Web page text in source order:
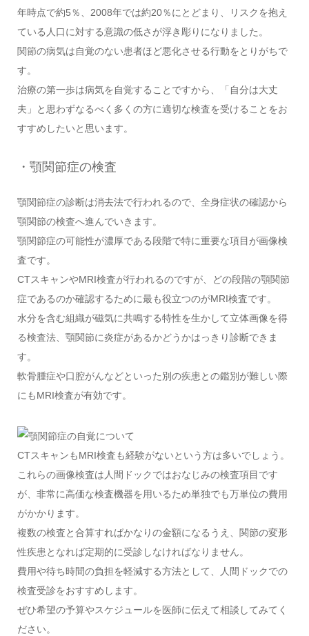
年時点で約5％、2008年では約20％にとどまり、リスクを抱え
ている人口に対する意識の低さが浮き彫りになりました。
関節の病気は自覚のない患者ほど悪化させる行動をとりがちで
す。
治療の第一歩は病気を自覚することですから、「自分は大丈
夫」と思わずなるべく多くの方に適切な検査を受けることをお
すすめしたいと思います。
・顎関節症の検査
顎関節症の診断は消去法で行われるので、全身症状の確認から
顎関節の検査へ進んでいきます。
顎関節症の可能性が濃厚である段階で特に重要な項目が画像検
査です。
CTスキャンやMRI検査が行われるのですが、どの段階の顎関節
症であるのか確認するために最も役立つのがMRI検査です。
水分を含む組織が磁気に共鳴する特性を生かして立体画像を得
る検査法、顎関節に炎症があるかどうかはっきり診断できま
す。
軟骨腫症や口腔がんなどといった別の疾患との鑑別が難しい際
にもMRI検査が有効です。
CTスキャンもMRI検査も経験がないという方は多いでしょう。
これらの画像検査は人間ドックではおなじみの検査項目です
が、非常に高価な検査機器を用いるため単独でも万単位の費用
がかかります。
複数の検査と合算すればかなりの金額になるうえ、関節の変形
性疾患となれば定期的に受診しなければなりません。
費用や待ち時間の負担を軽減する方法として、人間ドックでの
検査受診をおすすめします。
ぜひ希望の予算やスケジュールを医師に伝えて相談してみてく
ださい。